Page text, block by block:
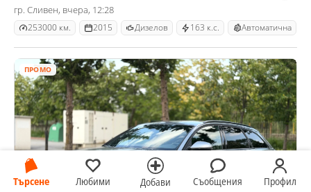
Търсене Любими Добави Съобщения Профил
гр. Сливен, вчера, 12:28
253000 км. 2015 Дизелов 163 к.с. Автоматична
ПРОМО